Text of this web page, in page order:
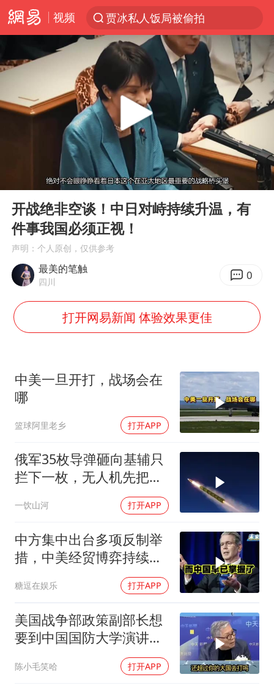
视频
贾冰私人饭局被偷拍
新能源汽车产业链提速
费大厨不自称“大王”了
SK海力士回应“或出售重庆工厂”传闻
血指纹匹配成功，20年悬案告破！凶手被执行死刑
辽宁28名务农人员中暑死亡？官方辟谣
大疆错失宇树
演员秦焰去世 曾出演《狂飙》
7月CPI同比上涨0.5% 经济内生增长动力持续增强
部分银行上调存款利率
朱一龙的鼻子怎么了
成都多趟列车临时停运
货车高速制动失灵 交警护航化险为夷
下党之路
Play
00:00 11:38
开战绝非空谈！中日对峙持续升温，有
件事我国必须正视！
声明：个人原创，仅供参考
最美的笔触
四川 0
打开网易新闻 体验效果更佳
中美一旦开打，战场会在
哪
篮球阿里老乡 打开APP
俄军35枚导弹砸向基辅只
拦下一枚，无人机先把爱
国者耗干了，泽连斯基的
秋天反攻成了笑话
一饮山河 打开APP
中方集中出台多项反制举
措，中美经贸博弈持续升
糖逗在娱乐 打开APP
美国战争部政策副部长想
要到中国国防大学演讲？
陈小毛笑哈 打开APP